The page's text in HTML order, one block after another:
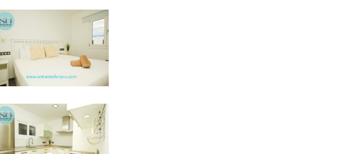
STFY30
STFY26